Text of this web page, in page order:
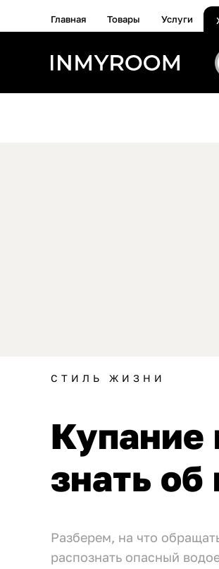
Главная Товары Услуги
СТИЛЬ ЖИЗНИ
Купание
знать
Разберем, на что
распознать опасный